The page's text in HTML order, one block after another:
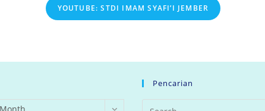
YOUTUBE: STDI IMAM SYAFI’I JEMBER
Pencarian